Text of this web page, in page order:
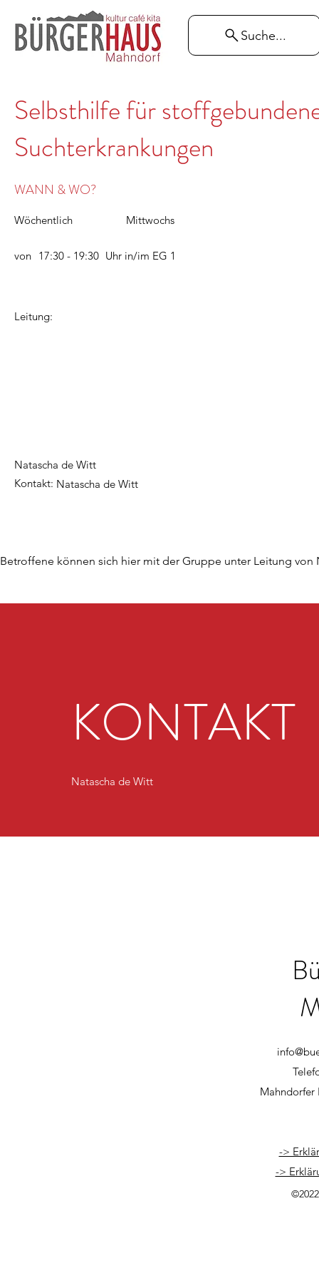
Suche...
Selbsthilfe für
Suchterkrankungen
WANN & WO?
Wöchentlich Mittwochs
von 17:30 - 19:30 Uhr in/im EG 1
Leitung:
Natascha de Witt
Kontakt: Natascha de Witt
Betroffene können sich hier mit der Gruppe unter Leitung
KONTAKT
Natascha de Witt
Mahndorfer
->
->